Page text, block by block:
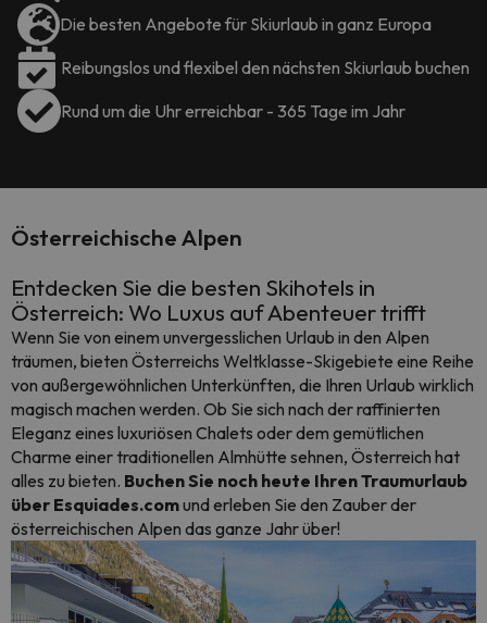
Die besten Angebote für Skiurlaub in ganz Europa
Reibungslos und flexibel den nächsten Skiurlaub buchen
Rund um die Uhr erreichbar - 365 Tage im Jahr
Österreichische Alpen
Entdecken Sie die besten Skihotels in
Österreich: Wo Luxus auf Abenteuer trifft
Wenn Sie von einem unvergesslichen Urlaub in den Alpen
träumen, bieten Österreichs Weltklasse-Skigebiete eine Reihe
von außergewöhnlichen Unterkünften, die Ihren Urlaub wirklich
magisch machen werden. Ob Sie sich nach der raffinierten
Eleganz eines luxuriösen Chalets oder dem gemütlichen
Charme einer traditionellen Almhütte sehnen, Österreich hat
alles zu bieten. Buchen Sie noch heute Ihren Traumurlaub
über Esquiades.comund erleben Sie den Zauber der
österreichischen Alpen das ganze Jahr über!